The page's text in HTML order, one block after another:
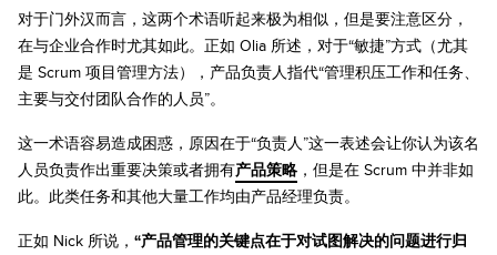
对于门外汉而言，这两个术语听起来极为相似，但是要注意区分，
在与企业合作时尤其如此。正如 Olia 所述，对于“敏捷”方式（尤其
是 Scrum 项目管理方法），产品负责人指代“管理积压工作和任务、
主要与交付团队合作的人员”。
这一术语容易造成困惑，原因在于“负责人”这一表述会让你认为该名
人员负责作出重要决策或者拥有产品策略 ，但是在 Scrum 中并非如
此。此类任务和其他大量工作均由产品经理负责。
正如 Nick 所说， “产品管理的关键点在于对试图解决的问题进行归